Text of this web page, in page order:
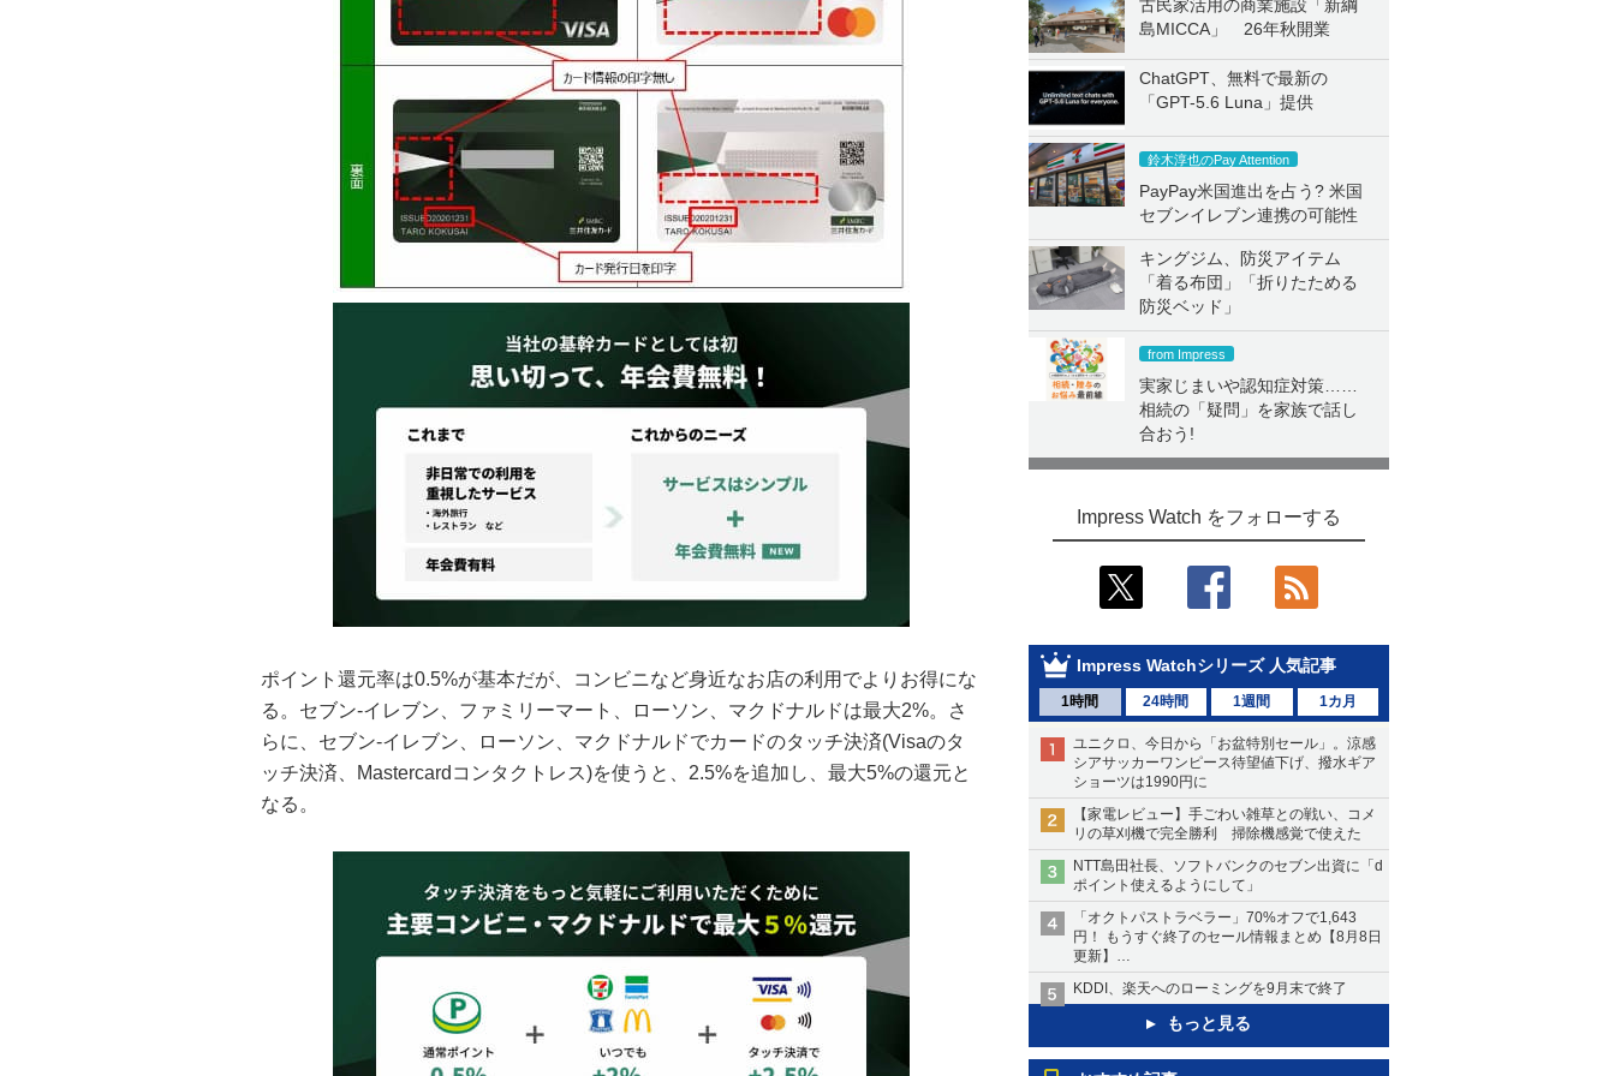
古民家活用の商業施設「新綱
島MICCA」 26年秋開業
ChatGPT、無料で最新の
「GPT-5.6 Luna」提供
鈴木淳也のPay Attention
PayPay米国進出を占う? 米国
セブンイレブン連携の可能性
キングジム、防災アイテム
「着る布団」「折りたためる
防災ベッド」
from Impress
実家じまいや認知症対策……
相続の「疑問」を家族で話し
合おう!
Impress Watch をフォローする
Impress Watchシリーズ 人気記事
1時間 24時間 1週間 1カ月
ユニクロ、今日から「お盆特別セール」。涼感
シアサッカーワンピース待望値下げ、撥水ギア
ショーツは1990円に
【家電レビュー】手ごわい雑草との戦い、コメ
リの草刈機で完全勝利 掃除機感覚で使えた
NTT島田社長、ソフトバンクのセブン出資に「d
ポイント使えるようにして」
「オクトパストラベラー」70%オフで1,643
円！ もうすぐ終了のセール情報まとめ【8月8日
更新】
ニンテンドーeショップでは「大神 絶景版」が
67%オフで990円
KDDI、楽天へのローミングを9月末で終了
もっと見る
ポイント還元率は0.5%が基本だが、コンビニなど身近なお店の利用でよりお得にな
る。セブン-イレブン、ファミリーマート、ローソン、マクドナルドは最大2%。さ
らに、セブン-イレブン、ローソン、マクドナルドでカードのタッチ決済(Visaのタ
ッチ決済、Mastercardコンタクトレス)を使うと、2.5%を追加し、最大5%の還元と
なる。